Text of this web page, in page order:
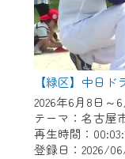
2026年6月8日～
テーマ：名古屋
再生時間：
登録日：2026/